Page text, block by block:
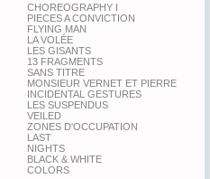
CHOREOGRAPHY I
PIECES A CONVICTION
FLYING MAN
LA VOLÉE
LES GISANTS
13 FRAGMENTS
SANS TITRE
MONSIEUR VERNET ET PIERRE
INCIDENTAL GESTURES
LES SUSPENDUS
VEILED
ZONES D'OCCUPATION
LAST
NIGHTS
BLACK & WHITE
COLORS